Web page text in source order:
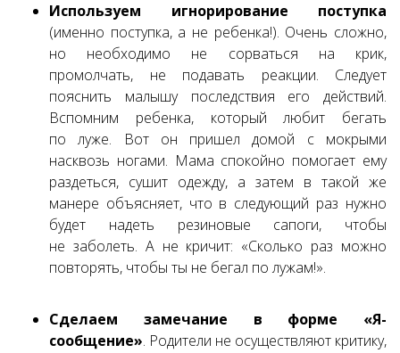
Используем игнорирование поступка
(именно поступка, а не ребенка!). Очень сложно,
но необходимо не сорваться на крик,
промолчать, не подавать реакции. Следует
пояснить малышу последствия его действий.
Вспомним ребенка, который любит бегать
по луже. Вот он пришел домой с мокрыми
насквозь ногами. Мама спокойно помогает ему
раздеться, сушит одежду, а затем в такой же
манере объясняет, что в следующий раз нужно
будет надеть резиновые сапоги, чтобы
не заболеть. А не кричит: «Сколько раз можно
повторять, чтобы ты не бегал по лужам!».
Сделаем замечание в форме «Я-
сообщение». Родители не осуществляют критику,